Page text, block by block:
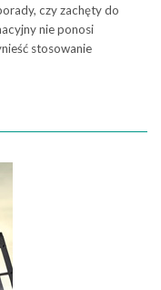
czy zachęty do
nie ponosi
stosowanie